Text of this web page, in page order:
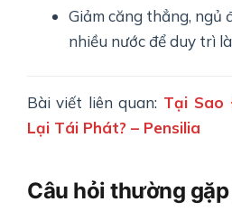
Giảm căng thẳng, ngủ
nhiều nước để duy trì
Bài viết liên quan: Tại Sao
Lại Tái Phát? – Pensilia
Câu hỏi thường gặp